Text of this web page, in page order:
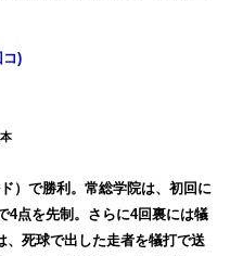
コ)
）で勝利。常総学院は、初回に
4点を先制。さらに4回裏には犠
、死球で出した走者を犠打で送